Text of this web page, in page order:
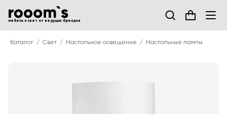
мебель и свет от ведущих брендов
Каталог Свет Настольное освещение Настольные лампы